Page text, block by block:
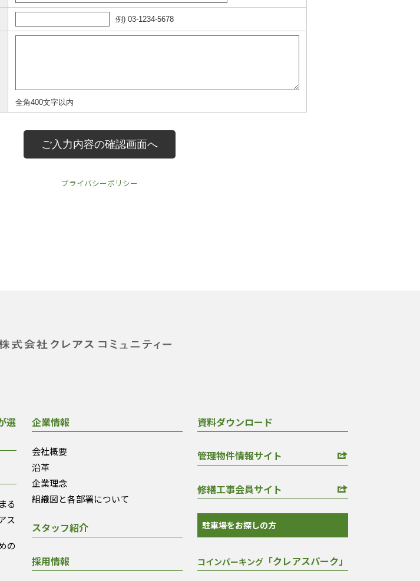
プライバシーポリシー
選
る
ス
の
企業情報
会社概要
沿革
企業理念
組織図と各部署について
スタッフ紹介
採用情報
資料ダウンロード
管理物件情報サイト
修繕工事会員サイト
駐車場をお探しの方
コインパーキング「クレアスパーク」